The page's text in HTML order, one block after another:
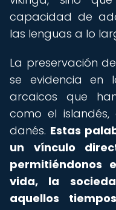
capacidad de
las lenguas a lo
La preservación
se evidencia en
arcaicos que
como el
danés. Estas
un vínculo
permitiéndonos
vida, la
aquellos